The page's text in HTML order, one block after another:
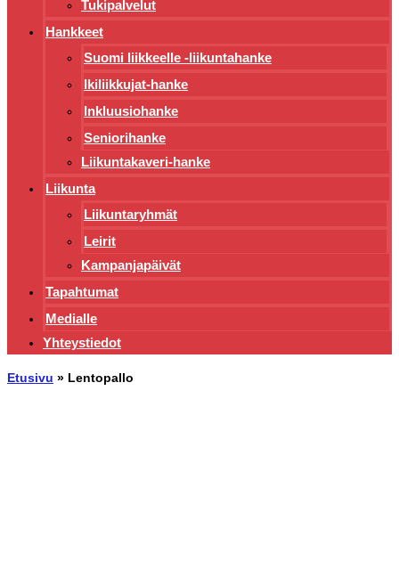
Tukipalvelut
Hankkeet
Suomi liikkeelle -liikuntahanke
Ikiliikkujat-hanke
Inkluusiohanke
Seniorihanke
Liikuntakaveri-hanke
Liikunta
Liikuntaryhmät
Leirit
Kampanjapäivät
Tapahtumat
Medialle
Yhteystiedot
Etusivu » Lentopallo